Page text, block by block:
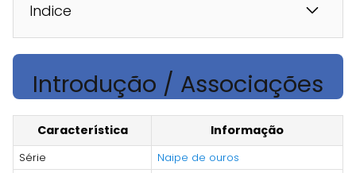
Indice
Introdução / Associações
Característica Informação
Série
Naipe de ouros